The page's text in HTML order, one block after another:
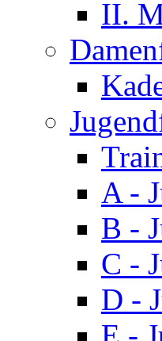
II.
A -
B -
C -
D -